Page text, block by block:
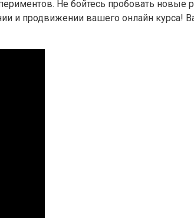
Не бойтесь пробовать новые
и продвижении вашего онлайн курса!